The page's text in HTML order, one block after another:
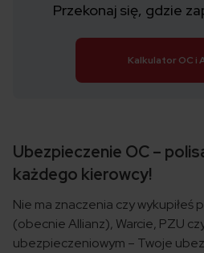
Przekonaj się, gdzie
Kalkulator OC i
Ubezpieczenie OC –
każdego kierowcy!
Nie ma znaczenia czy wykupiłeś
(obecnie Allianz), Warcie, PZU
ubezpieczeniowym – Twoje